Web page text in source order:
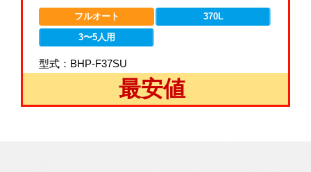
フルオート
370L
3〜5人用
型式：BHP-F37SU
最安値